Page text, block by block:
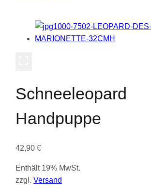
Schneeleopard
Handpuppe
42,90 €
Enthält 19% MwSt.
zzgl. Versand